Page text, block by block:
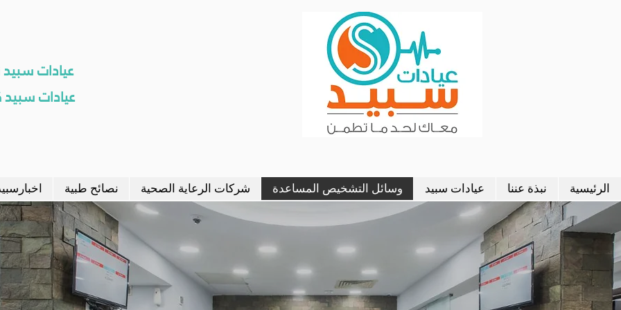
عيادات سبيد نهرو
عيادات سبيد
الرئيسية نبذة عننا عيادات سبيد وسائل التشخيص المساعدة شركات الرعاية الصحية نصائح طبية